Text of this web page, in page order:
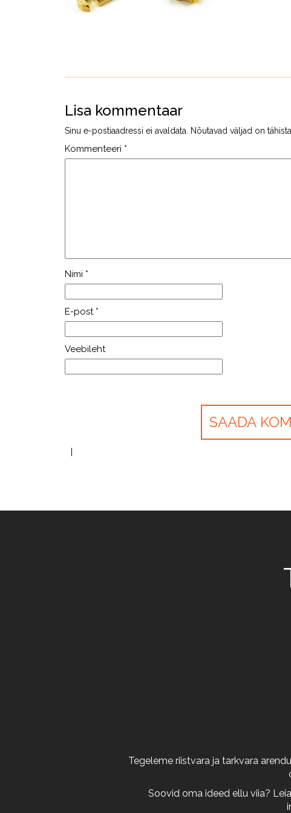
Lisa kommentaar
Sinu e-postiaadressi ei avaldata. Nõutavad väljad on
Kommenteeri *
Nimi *
E-post *
Veebileht
Tegeleme riistvara ja tarkvara
Soovid oma ideed ellu viia?